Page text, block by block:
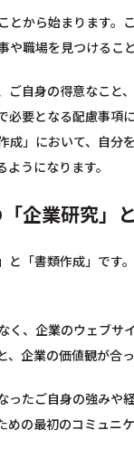
から始まります
職場を見つけるこ
自身の得意なこ
要となる配慮事
」において、自
うになります。
企業研究」
「書類作成」で
、企業のウェブ
企業の価値観が合
たご自身の強み
の最初のコミュ